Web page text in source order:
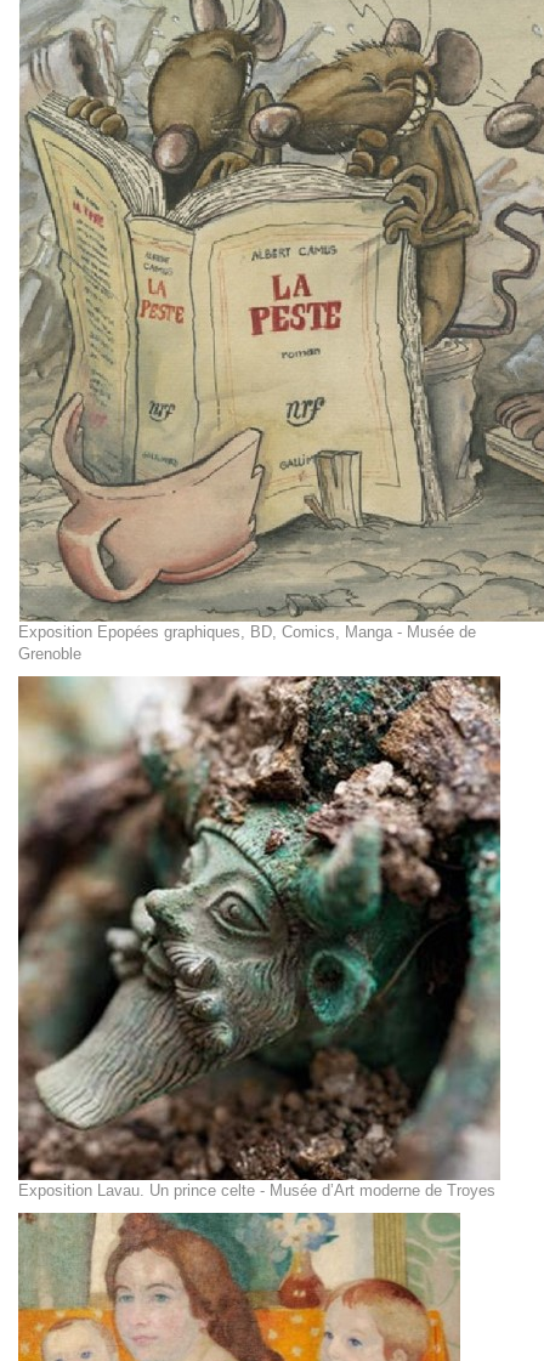
Exposition Epopées graphiques, BD, Comics, Manga - Musée de
Grenoble
Exposition Lavau. Un prince celte - Musée d’Art moderne de Troyes